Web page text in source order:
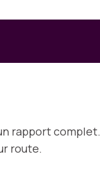
rapport complet.
route.